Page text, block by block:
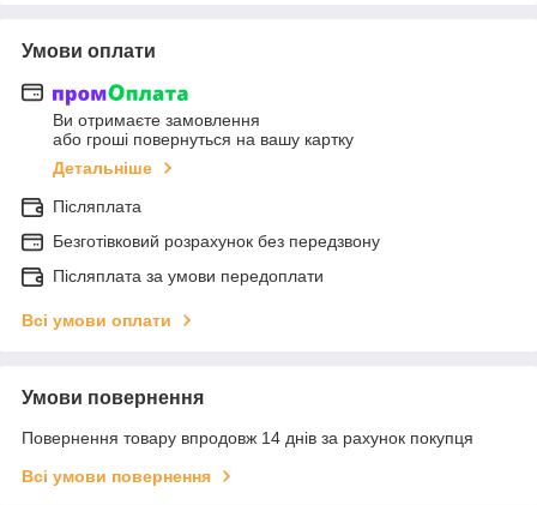
Умови оплати
Ви отримаєте замовлення
або гроші повернуться на вашу картку
Детальніше
Післяплата
Безготівковий розрахунок без передзвону
Післяплата за умови передоплати
Всі умови оплати
Умови повернення
Повернення товару впродовж 14 днів за рахунок покупця
Всі умови повернення